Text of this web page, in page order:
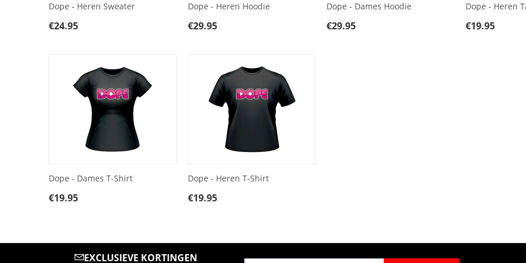
Dope - Heren Sweater
€24.95
Dope - Heren Hoodie
€29.95
Dope - Dames Hoodie
€29.95
Dope - Heren
€19.95
Dope - Dames T-Shirt
€19.95
Dope - Heren T-Shirt
€19.95
EXCLUSIEVE KORTINGEN